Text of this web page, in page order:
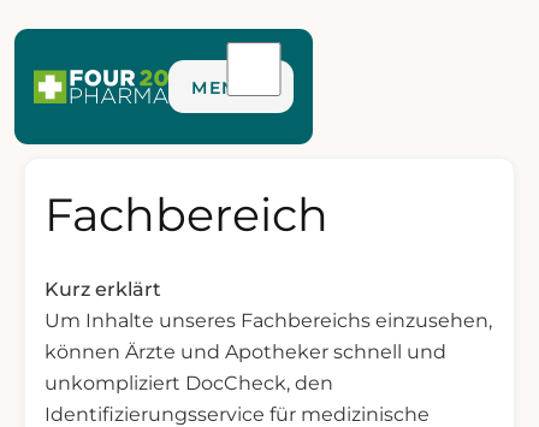
MENÜ
Fachbereich
Kurz erklärt
Um Inhalte unseres Fachbereichs einzusehen,
können Ärzte und Apotheker schnell und
unkompliziert DocCheck, den
Identifizierungsservice für medizinische